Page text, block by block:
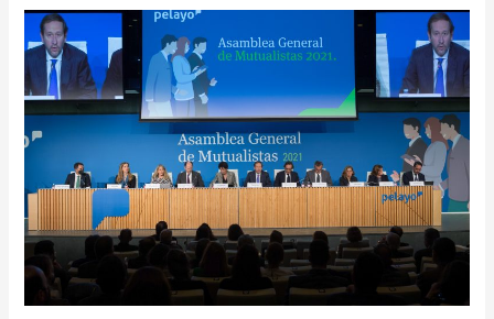
PELAYO
CELEBRA
SU
ASAMBLEA
GENERAL
DE
MUTUALISTAS
APRUEBA
DESTINAR
EUROS
A
ACCIONES
SOLIDARIAS
TRAVÉS
DE
FUNDACIÓN
PELAYO.